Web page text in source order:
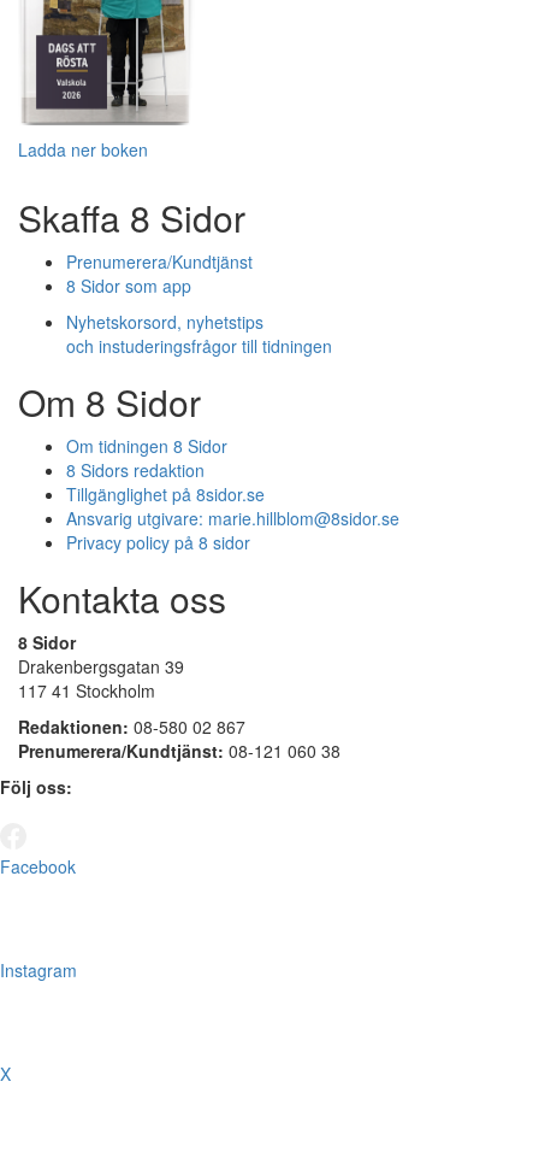
Ladda ner boken
Skaffa 8 Sidor
Prenumerera/Kundtjänst
8 Sidor som app
Nyhetskorsord, nyhetstips
och instuderingsfrågor till tidningen
Om 8 Sidor
Om tidningen 8 Sidor
8 Sidors redaktion
Tillgänglighet på 8sidor.se
Ansvarig utgivare: marie.hillblom@8sidor.se
Privacy policy på 8 sidor
Kontakta oss
8 Sidor
Drakenbergsgatan 39
117 41 Stockholm
Redaktionen: 08-580 02 867
Prenumerera/Kundtjänst: 08-121 060 38
Följ oss:
Facebook
Instagram
X